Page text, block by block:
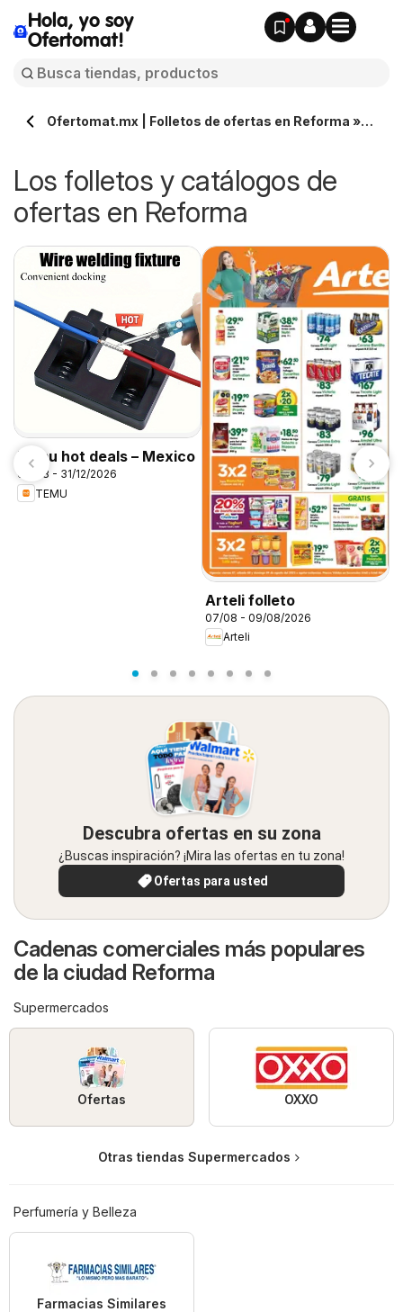
Hola, yo soy
Ofertomat!
Ofertomat.mx | Folletos de ofertas en Reforma »
Los folletos y catálogos de
ofertas en Reforma
Temu hot deals – Mexico
07/08 - 31/12/2026
TEMU
Arteli folleto
07/08 - 09/08/2026
Arteli
Descubra ofertas en su zona
¿Buscas inspiración? ¡Mira las ofertas en tu zona!
Ofertas para usted
Cadenas comerciales más populares
de la ciudad Reforma
Supermercados
Ofertas OXXO
Otras tiendas Supermercados
Perfumería y Belleza
Farmacias Similares